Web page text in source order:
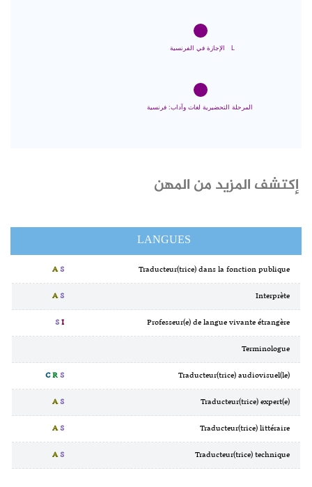
إكتشف المزيد من المهن
LANGUES
AS
AS
SI
CRS
AS
AS
AS